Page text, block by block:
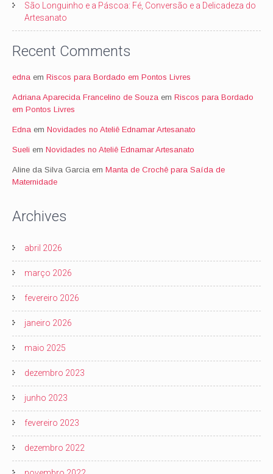
São Longuinho e a Páscoa: Fé, Conversão e a Delicadeza do
Artesanato
Recent Comments
edna em Riscos para Bordado em Pontos Livres
Adriana Aparecida Francelino de Souza em Riscos para Bordado
em Pontos Livres
Edna em Novidades no Ateliê Ednamar Artesanato
Sueli em Novidades no Ateliê Ednamar Artesanato
Aline da Silva Garcia em Manta de Crochê para Saída de
Maternidade
Archives
abril 2026
março 2026
fevereiro 2026
janeiro 2026
maio 2025
dezembro 2023
junho 2023
fevereiro 2023
dezembro 2022